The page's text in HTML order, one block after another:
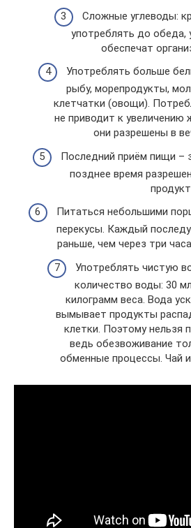
Сложные углеводы:
употреблять до обеда,
обеспечат
Употреблять больше
рыбу, морепродукты,
клетчатки (овощи).
не приводит к увеличению
они разрешены в
Последний приём пищи –
позднее время
Питаться небольшими
перекусы. Каждый
раньше, чем через три
Употреблять чистую
количество воды: 30
килограмм веса. Вода
вымывает продукты
клетки. Поэтому нельзя
ведь обезвоживание
обменные процессы. Чай